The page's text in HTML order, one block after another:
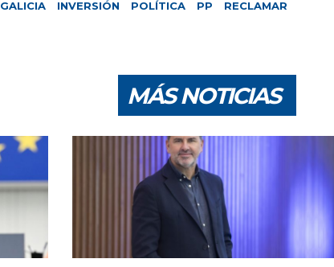
GALICIA INVERSIÓN POLÍTICA PP
RECLAMAR
MÁS NOTICIAS